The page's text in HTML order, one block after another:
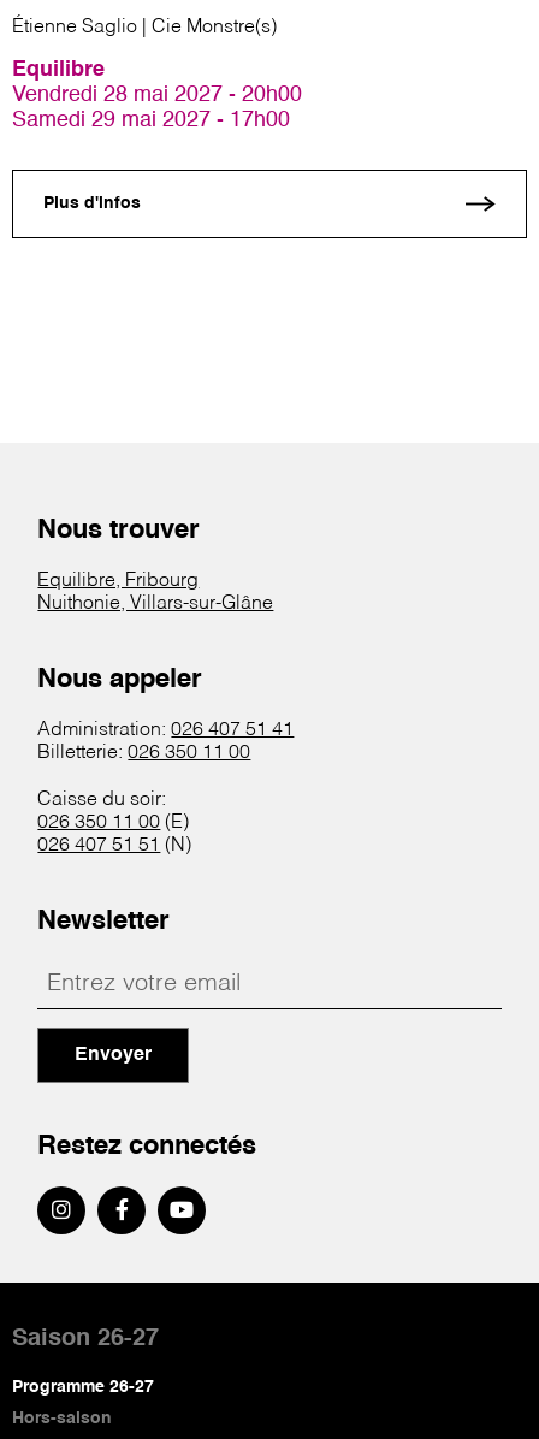
Étienne Saglio | Cie Monstre(s)
Equilibre
Vendredi 28 mai 2027 - 20h00
Samedi 29 mai 2027 - 17h00
Plus d'infos
Nous trouver
Equilibre, Fribourg
Nuithonie, Villars-sur-Glâne
Nous appeler
Administration:026 407 51 41
Billetterie:026 350 11 00
Caisse du soir:
026 350 11 00 (E)
026 407 51 51 (N)
Newsletter
Envoyer
Restez connectés
de
page
Saison 26-27
Programme 26-27
Hors-saison